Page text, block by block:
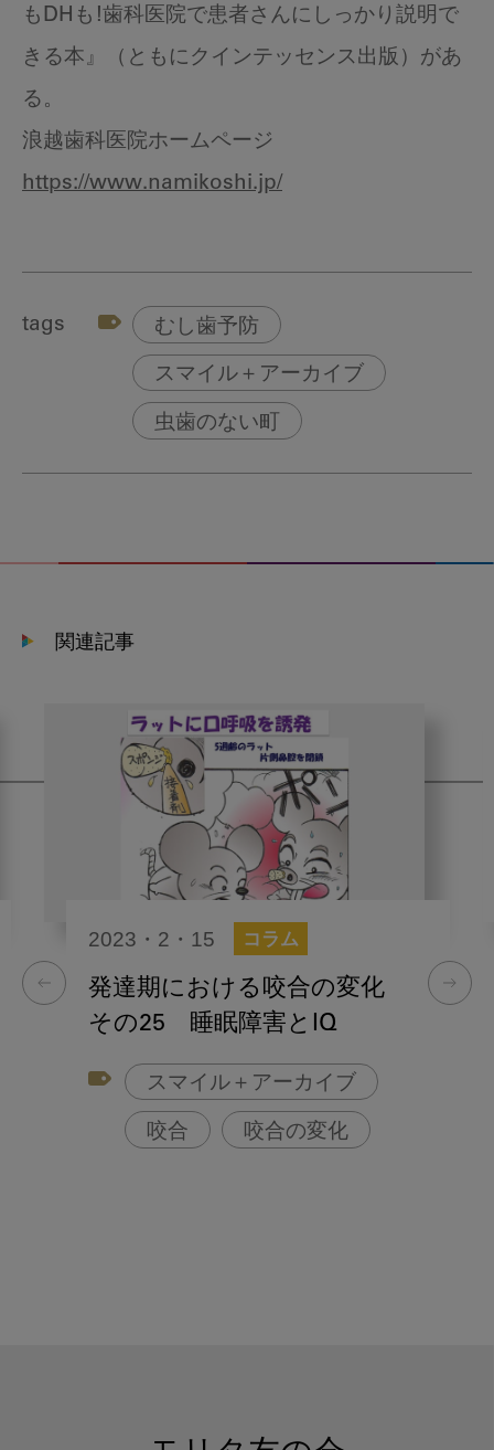
もDHも!歯科医院で患者さんにしっかり説明で
きる本』（ともにクインテッセンス出版）があ
る。
浪越歯科医院ホームページ
https://www.namikoshi.jp/
tags むし歯予防
スマイル＋アーカイブ
虫歯のない町
関連記事
2023・2・15 コラム
発達期における咬合の変化
その25 睡眠障害とIQ
スマイル＋アーカイブ
咬合 咬合の変化